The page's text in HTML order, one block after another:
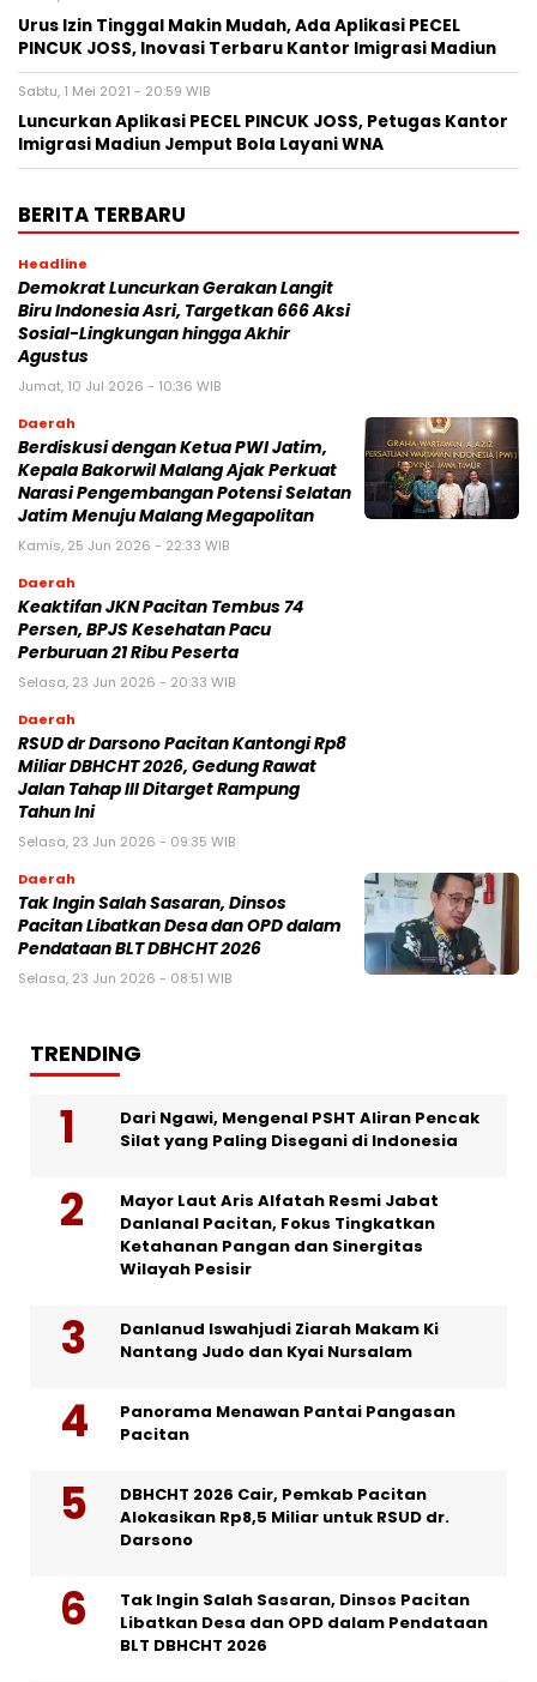
Urus Izin Tinggal Makin Mudah, Ada Aplikasi PECEL
PINCUK JOSS, Inovasi Terbaru Kantor Imigrasi Madiun
Sabtu, 1 Mei 2021 - 20:59 WIB
Luncurkan Aplikasi PECEL PINCUK JOSS, Petugas Kantor
Imigrasi Madiun Jemput Bola Layani WNA
BERITA TERBARU
Headline
Demokrat Luncurkan Gerakan Langit
Biru Indonesia Asri, Targetkan 666 Aksi
Sosial-Lingkungan hingga Akhir
Agustus
Jumat, 10 Jul 2026 - 10:36 WIB
Daerah
Berdiskusi dengan Ketua PWI Jatim,
Kepala Bakorwil Malang Ajak Perkuat
Narasi Pengembangan Potensi Selatan
Jatim Menuju Malang Megapolitan
Kamis, 25 Jun 2026 - 22:33 WIB
Daerah
Keaktifan JKN Pacitan Tembus 74
Persen, BPJS Kesehatan Pacu
Perburuan 21 Ribu Peserta
Selasa, 23 Jun 2026 - 20:33 WIB
Daerah
RSUD dr Darsono Pacitan Kantongi Rp8
Miliar DBHCHT 2026, Gedung Rawat
Jalan Tahap III Ditarget Rampung
Tahun Ini
Selasa, 23 Jun 2026 - 09:35 WIB
Daerah
Tak Ingin Salah Sasaran, Dinsos
Pacitan Libatkan Desa dan OPD dalam
Pendataan BLT DBHCHT 2026
Selasa, 23 Jun 2026 - 08:51 WIB
TRENDING
Dari Ngawi, Mengenal PSHT Aliran Pencak
Silat yang Paling Disegani di Indonesia
Mayor Laut Aris Alfatah Resmi Jabat
Danlanal Pacitan, Fokus Tingkatkan
Ketahanan Pangan dan Sinergitas
Wilayah Pesisir
Danlanud Iswahjudi Ziarah Makam Ki
Nantang Judo dan Kyai Nursalam
Panorama Menawan Pantai Pangasan
Pacitan
DBHCHT 2026 Cair, Pemkab Pacitan
Alokasikan Rp8,5 Miliar untuk RSUD dr.
Darsono
Tak Ingin Salah Sasaran, Dinsos Pacitan
Libatkan Desa dan OPD dalam Pendataan
BLT DBHCHT 2026